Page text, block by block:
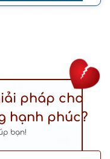
pháp cho
hạnh phúc?
bạn!